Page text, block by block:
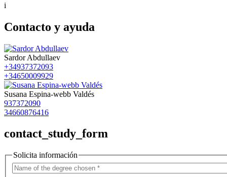
i
Contacto y ayuda
Sardor Abdullaev
+34937372093
+34650009929
Susana Espina-webb Valdés
937372090
34660876416
contact_study_form
Solicita información